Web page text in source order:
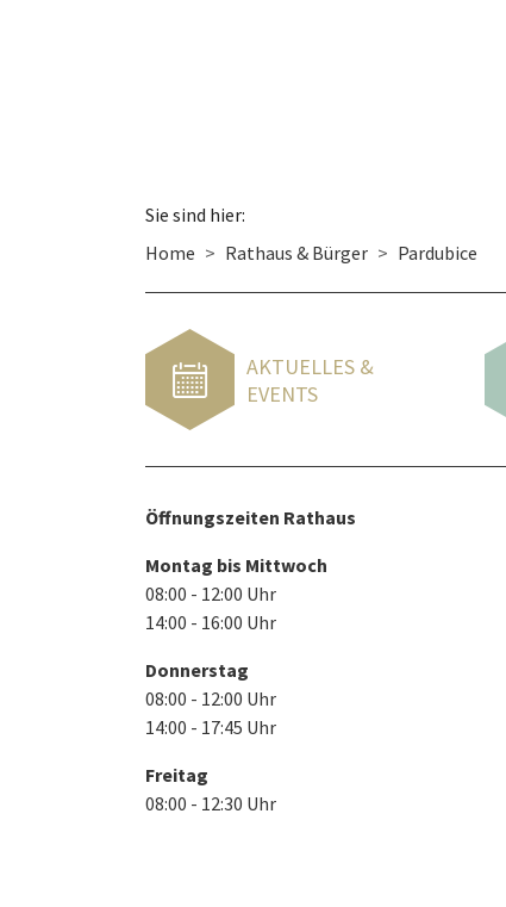
Sie sind hier:
Home
Rathaus & Bürger Pardubice
AKTUELLES &
EVENTS
Öffnungszeiten Rathaus
Montag bis Mittwoch
08:00 - 12:00 Uhr
14:00 - 16:00 Uhr
Donnerstag
08:00 - 12:00 Uhr
14:00 - 17:45 Uhr
Freitag
08:00 - 12:30 Uhr